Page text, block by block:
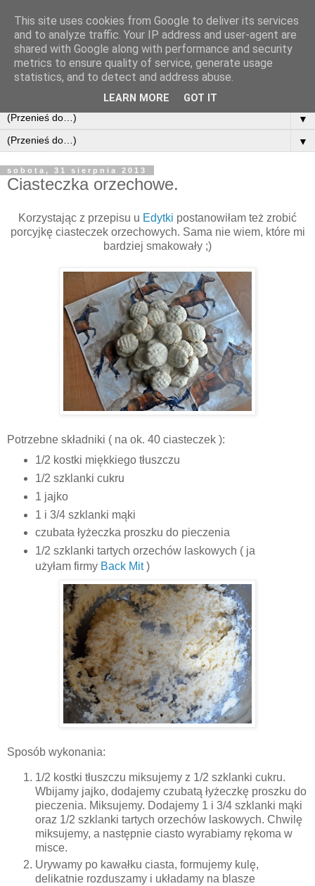
▼
▼
sobota, 31 sierpnia 2013
Ciasteczka orzechowe.
Korzystając z przepisu u Edytki postanowiłam też zrobić
porcyjkę ciasteczek orzechowych. Sama nie wiem, które mi
bardziej smakowały ;)
Potrzebne składniki ( na ok. 40 ciasteczek ):
1/2 kostki miękkiego tłuszczu
1/2 szklanki cukru
1 jajko
1 i 3/4 szklanki mąki
czubata łyżeczka proszku do pieczenia
1/2 szklanki tartych orzechów laskowych ( ja
użyłam firmy Back Mit)
Sposób wykonania:
1/2 kostki tłuszczu miksujemy z 1/2 szklanki cukru.
Wbijamy jajko, dodajemy czubatą łyżeczkę proszku do
pieczenia. Miksujemy. Dodajemy 1 i 3/4 szklanki mąki
oraz 1/2 szklanki tartych orzechów laskowych. Chwilę
miksujemy, a następnie ciasto wyrabiamy rękoma w
misce.
Urywamy po kawałku ciasta, formujemy kulę,
delikatnie rozduszamy i układamy na blasze
This site uses cookies from Google to deliver its services
and to analyze traffic. Your IP address and user-agent are
shared with Google along with performance and security
metrics to ensure quality of service, generate usage
statistics, and to detect and address abuse.
LEARN MORE GOT IT